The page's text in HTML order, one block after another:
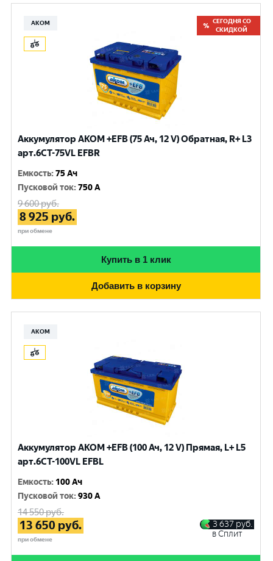
АКОМ
СЕГОДНЯ СО
СКИДКОЙ
Аккумулятор AKOM +EFB (75 Ач, 12 V) Обратная, R+ L3
арт.6СТ-75VL EFBR
Емкость:75 Ач
Пусковой ток:750 A
9 600руб.
8 925 руб.
при обмене
Купить в 1 клик
Добавить в корзину
АКОМ
Аккумулятор AKOM +EFB (100 Ач, 12 V) Прямая, L+ L5
арт.6СТ-100VL EFBL
Емкость: 100 Ач
Пусковой ток:930 A
14 550руб.
13 650 руб.
при обмене
3 637 руб.
в Сплит